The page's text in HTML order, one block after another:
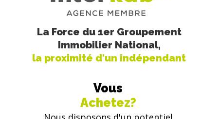
La Force du 1er Groupement
Immobilier National,
la proximité d'un indépendant
Vous
Achetez?